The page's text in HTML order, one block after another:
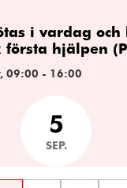
i vardag och
hjälpen
09:00 - 16:00
5
SEP.